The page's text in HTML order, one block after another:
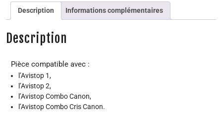
Description Informations complémentaires
Description
Pièce compatible avec :
l’Avistop 1,
l’Avistop 2,
l’Avistop Combo Canon,
l’Avistop Combo Cris Canon.